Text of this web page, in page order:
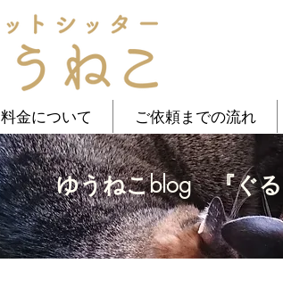
料金について ご依頼までの流れ
ゆうねこblog 『ぐる